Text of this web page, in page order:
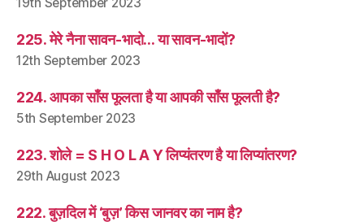
225. मेरे नैना सावन-भादो… या सावन-भादों?
12th September 2023
224. आपका साँस फूलता है या आपकी साँस फूलती है?
5th September 2023
223. शोले = S H O L A Y लिप्यंतरण है या लिप्यांतरण?
29th August 2023
222. बुज़दिल में ‘बुज़’ किस जानवर का नाम है?